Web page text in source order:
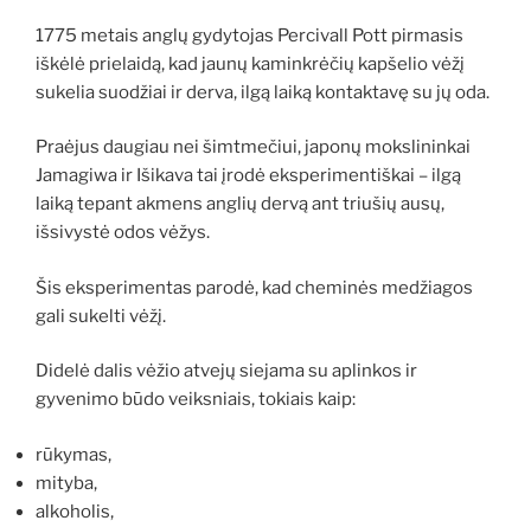
1775 metais anglų gydytojas Percivall Pott pirmasis
iškėlė prielaidą, kad jaunų kaminkrėčių kapšelio vėžį
sukelia suodžiai ir derva, ilgą laiką kontaktavę su jų oda.
Praėjus daugiau nei šimtmečiui, japonų mokslininkai
Jamagiwa ir Išikava tai įrodė eksperimentiškai – ilgą
laiką tepant akmens anglių dervą ant triušių ausų,
išsivystė odos vėžys.
Šis eksperimentas parodė, kad cheminės medžiagos
gali sukelti vėžį.
Didelė dalis vėžio atvejų siejama su aplinkos ir
gyvenimo būdo veiksniais, tokiais kaip:
rūkymas,
mityba,
alkoholis,